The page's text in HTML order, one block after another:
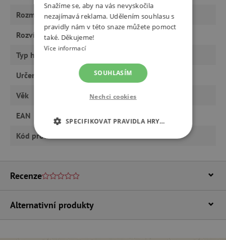
Rozměry 10 cm
Rozvíjí
Typ hračky
Určeno pro kluka
Věk od 3 let, předškoláci
EAN
Kód produktu
Recenze
Alternativní produkty
Snažíme se, aby na vás nevyskočila
nezajímavá reklama. Udělením souhlasu s
pravidly nám v této snaze můžete pomoct
také. Děkujeme!
Více informací
SOUHLASÍM
Nechci cookies
SPECIFIKOVAT PRAVIDLA HRY…
NEZBYTNĚ NUTNÉ COOKIES
MARKETINGOVÉ COOKIES